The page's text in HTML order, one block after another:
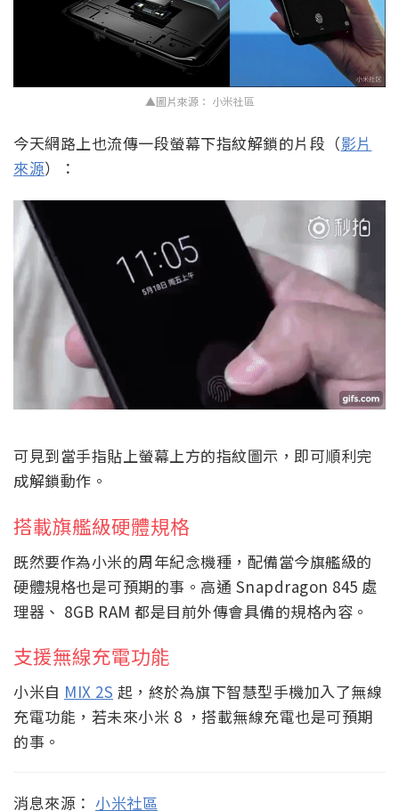
▲圖片來源： 小米社區
今天網路上也流傳一段螢幕下指紋解鎖的片段（影片
來源）：
可見到當手指貼上螢幕上方的指紋圖示，即可順利完
成解鎖動作。
搭載旗艦級硬體規格
既然要作為小米的周年紀念機種，配備當今旗艦級的
硬體規格也是可預期的事。高通 Snapdragon 845 處
理器、 8GB RAM 都是目前外傳會具備的規格內容。
支援無線充電功能
小米自 MIX 2S 起，終於為旗下智慧型手機加入了無線
充電功能，若未來小米 8 ，搭載無線充電也是可預期
的事。
消息來源： 小米社區